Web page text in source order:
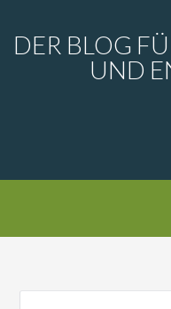
DER BLOG
UND